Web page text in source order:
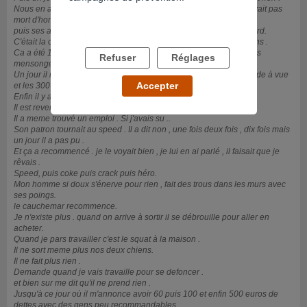
Nous en avons parlé, il a dit que ce n'était qu'un pétard qu'il n'y avait pas
mort d'homme .
puis ses amis sont venus à la maison , ça n'a plus était qu'un pétard.
C'était la coke . C'était 800 euros par mois. Il n'avait pas les moyens .
Ca a été 1400 euros d découvert , le crédit à la consommation , les
mensonges .
Un jour il n'est pas rentré . Il s'est fait attraper avec . Il y'a eu la garde à vue
et les 300 euros d'amende .
Enfin il y a eu la cure . loin très loin . Trop loin . 2 mois .
Il est revenu , j'ai retrouvé mon homme et les restos.
Il a meme trouvé un emploi . Si j'avais su ..
Son patron tournait au speed . Il a dit non , une fois deux fois , dix fois mais
un jour il a pas pu .
Et ça a recommencé . je le voyait bien , je lui en ai parlé , il faisait que je
rêvais .
Speed, puis coke puis crack puis héro.
Mon homme si doux s'énerve pour rien , fait des trous dans les murs avec
ses poings.
le cauchemar recommence.
Je n'existe plus . quand on arrive à sortir il se débrouille pour aller en
acheter.
Quand je pars travailler c'est le squat à la maison .
Il ne sort meme plus nos deux chiens.
Il ne fait plus rien .
Demande quand je vais travaille pour se defoncer .
et bien sur me dit qu'il ne prend rien .
Jusqu'à ce jour où il m'annonce avoir 60 puis 100 et enfin 500 euros de
dettes avec des gens peu recommandables.
Refuser Réglages
Accepter